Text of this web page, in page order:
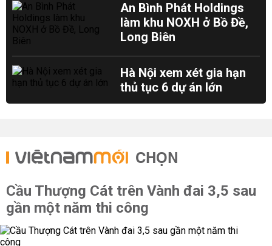
An Bình Phát Holdings
làm khu NOXH ở Bồ Đề,
Long Biên
Hà Nội xem xét gia hạn
thủ tục 6 dự án lớn
CHỌN
Cầu Thượng Cát trên Vành đai 3,5 sau
gần một năm thi công